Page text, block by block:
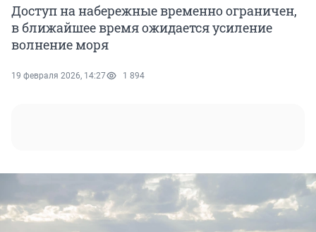
Доступ на набережные временно ограничен,
в ближайшее время ожидается усиление
волнение моря
19 февраля 2026, 14:27 1 894